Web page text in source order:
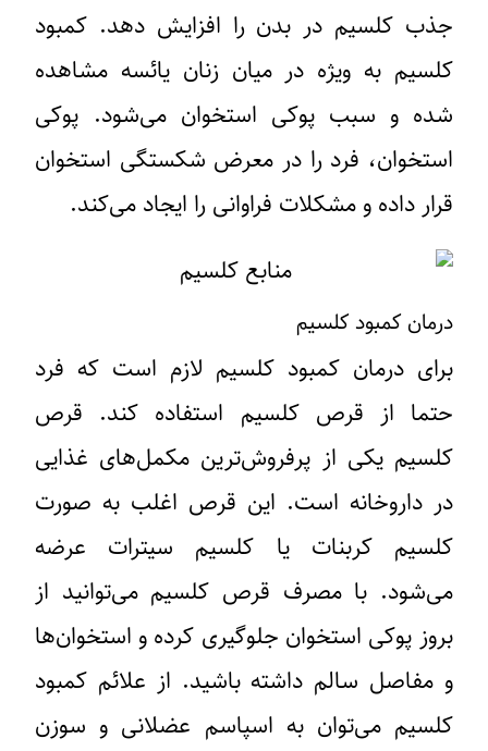
جذب کلسیم در بدن را افزایش دهد. کمبود
کلسیم به ویژه در میان زنان یائسه مشاهده
شده و سبب پوکی استخوان می‌شود. پوکی
استخوان، فرد را در معرض شکستگی استخوان
قرار داده و مشکلات فراوانی را ایجاد می‌کند.
درمان کمبود کلسیم
برای درمان کمبود کلسیم لازم است که فرد
حتما از قرص کلسیم استفاده کند. قرص
کلسیم یکی از پرفروش‌ترین مکمل‌های غذایی
در داروخانه است. این قرص اغلب به صورت
کلسیم کربنات یا کلسیم سیترات عرضه
می‌شود. با مصرف قرص کلسیم می‌توانید از
بروز پوکی استخوان جلوگیری کرده و استخوان‌ها
و مفاصل سالم داشته باشید. از علائم کمبود
کلسیم می‌توان به اسپاسم عضلانی و سوزن